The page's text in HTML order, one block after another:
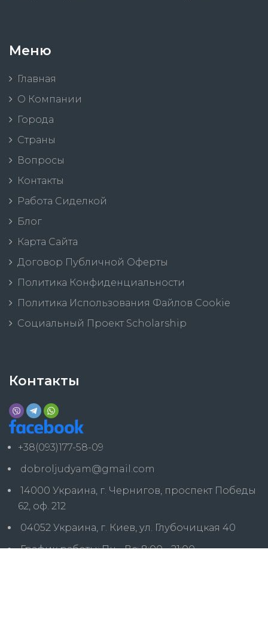
Меню
Главная
О Компании
Города
Страны
Вопросы
Контакты
Работа Сиделкой
Блог
Карта Сайта
Договор Публичной Оферты
Политика Конфиденциальности
Политика Использования Файлов Cookie
Социальный Проект Scholarship
Контакты
+38(093)177-58-09
dobroljudyam@gmail.com
14000 Украина, г. Чернигов, проспект Победы
62, оф. 212
04052 Украина, г. Киев, ул. Глубочицкая 40
График работы: Пн - Вс: 8:00 - 21:00